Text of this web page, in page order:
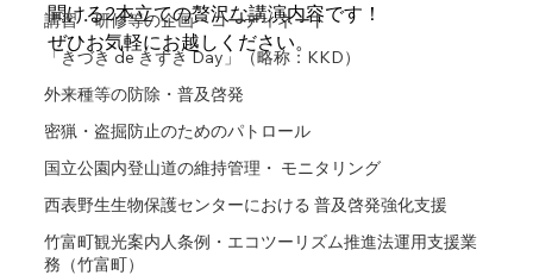
講習・研修等の企画・コーディネート
「きづき de きずき Day」（略称：KKD）
外来種等の防除・普及啓発
密猟・盗掘防止のためのパトロール
国立公園内登山道の維持管理・ モニタリング
西表野生生物保護センターにおける 普及啓発強化支援
竹富町観光案内人条例・エコツーリズム推進法運用支援業
務（竹富町）
聞ける2本立ての贅沢な講演内容です！
ぜひお気軽にお越しください。